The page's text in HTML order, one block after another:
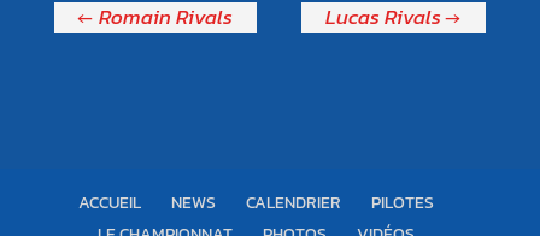
Lucas Rivals
Romain Rivals
ACCUEIL NEWS CALENDRIER
PILOTES